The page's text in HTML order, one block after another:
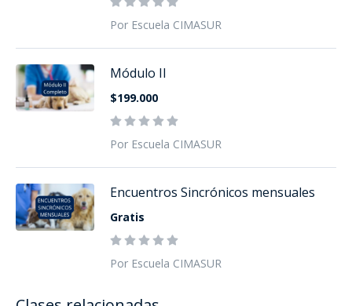
Por Escuela CIMASUR
Módulo II
$199.000
Por Escuela CIMASUR
Encuentros Sincrónicos mensuales
Gratis
Por Escuela CIMASUR